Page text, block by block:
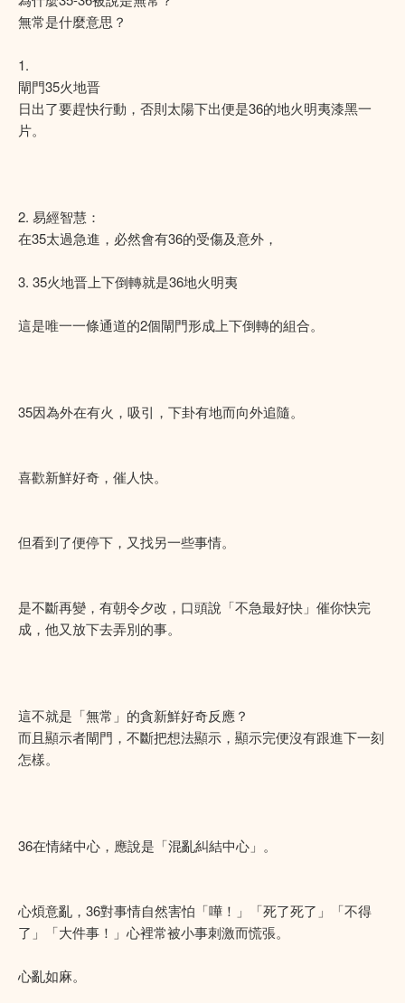
無常是什麼意思？
1.
閘門35火地晋
日出了要趕快行動，否則太陽下出便是36的地火明夷漆黑一
片。
2. 易經智慧：
在35太過急進，必然會有36的受傷及意外，
3. 35火地晋上下倒轉就是36地火明夷
這是唯一一條通道的2個閘門形成上下倒轉的組合。
35因為外在有火，吸引，下卦有地而向外追隨。
喜歡新鮮好奇，催人快。
但看到了便停下，又找另一些事情。
是不斷再變，有朝令夕改，口頭說「不急最好快」催你快完
成，他又放下去弄別的事。
這不就是「無常」的貪新鮮好奇反應？
而且顯示者閘門，不斷把想法顯示，顯示完便沒有跟進下一刻
怎樣。
36在情緒中心，應說是「混亂糾結中心」。
心煩意亂，36對事情自然害怕「嘩！」「死了死了」「不得
了」「大件事！」心裡常被小事刺激而慌張。
心亂如麻。